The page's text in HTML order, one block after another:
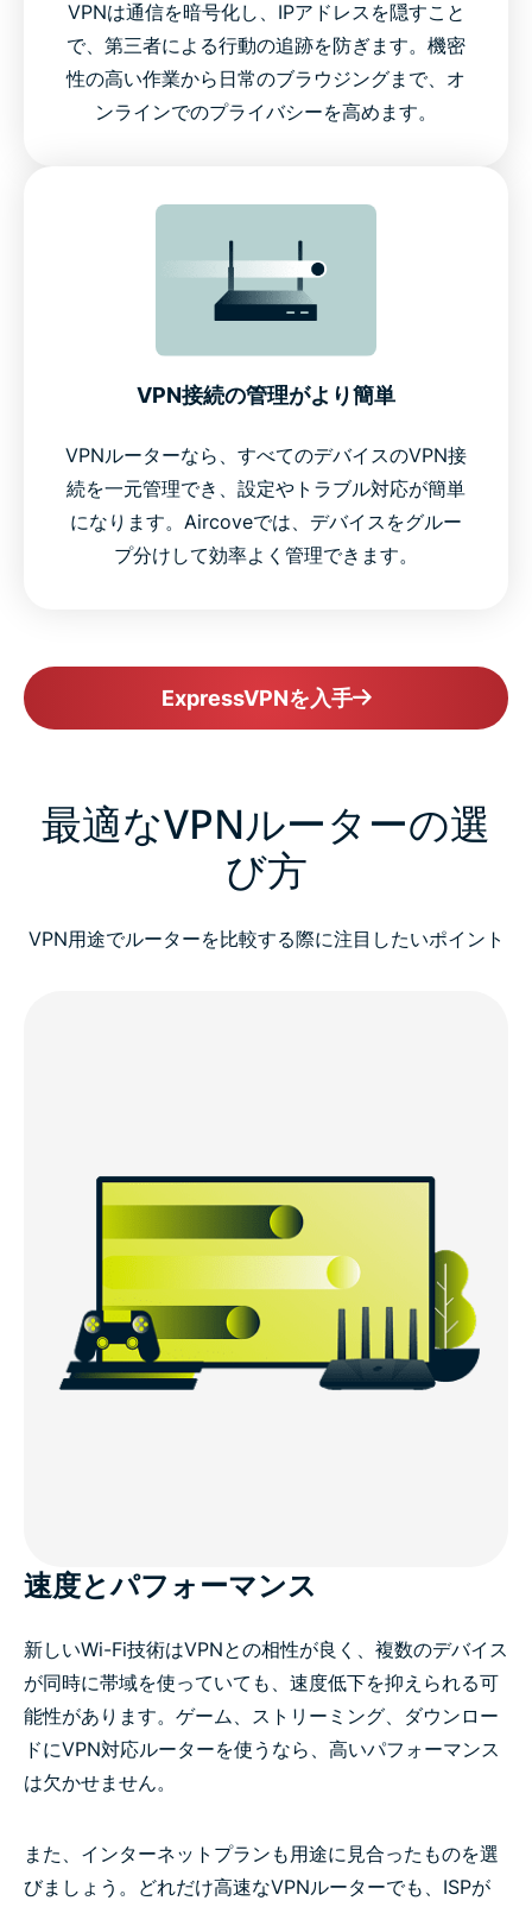
VPNは通信を暗号化し、IPアドレスを隠すこと
で、第三者による行動の追跡を防ぎます。機密
性の高い作業から日常のブラウジングまで、オ
ンラインでのプライバシーを高めます。
VPN接続の管理がより簡単
VPNルーターなら、すべてのデバイスのVPN接
続を一元管理でき、設定やトラブル対応が簡単
になります。Aircoveでは、デバイスをグルー
プ分けして効率よく管理できます。
ExpressVPNを入手
最適なVPNルーターの選
び方
VPN用途でルーターを比較する際に注目したいポイント
速度とパフォーマンス
新しいWi-Fi技術はVPNとの相性が良く、複数のデバイス
が同時に帯域を使っていても、速度低下を抑えられる可
能性があります。ゲーム、ストリーミング、ダウンロー
ドにVPN対応ルーターを使うなら、高いパフォーマンス
は欠かせません。
また、インターネットプランも用途に見合ったものを選
びましょう。どれだけ高速なVPNルーターでも、ISPが